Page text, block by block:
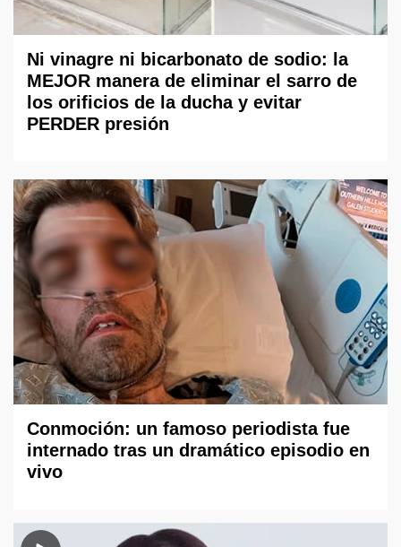
Ni vinagre ni bicarbonato de sodio: la
MEJOR manera de eliminar el sarro de
los orificios de la ducha y evitar
PERDER presión
Conmoción: un famoso periodista fue
internado tras un dramático episodio en
vivo